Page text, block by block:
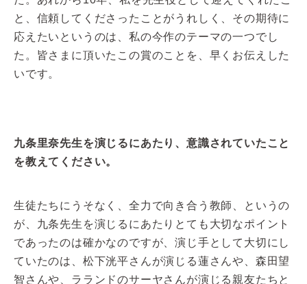
と、信頼してくださったことがうれしく、その期待に
応えたいというのは、私の今作のテーマの一つでし
た。皆さまに頂いたこの賞のことを、早くお伝えした
いです。
九条里奈先生を演じるにあたり、意識されていたこと
を教えてください。
生徒たちにうそなく、全力で向き合う教師、というの
が、九条先生を演じるにあたりとても大切なポイント
であったのは確かなのですが、演じ手として大切にし
ていたのは、松下洸平さんが演じる蓮さんや、森田望
智さんや、ラランドのサーヤさんが演じる親友たちと